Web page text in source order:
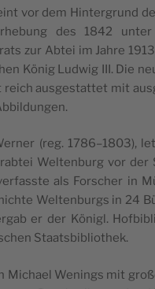
vor dem Hin­ter­grund
des 1842
zur Abtei im Jahre
König Lud­wig III. Die
reich aus­ges­tat­tet mit
(reg. 1786–1803),
Wel­tenburg vor der
als Forsch­er in
Wel­tenburgs in 24
er der Königl.
Staatsbibliothek.
Michael Wen­ings mit